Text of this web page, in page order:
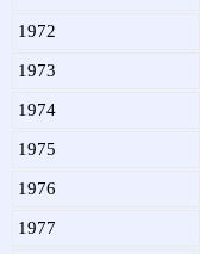
1972
1973
1974
1975
1976
1977